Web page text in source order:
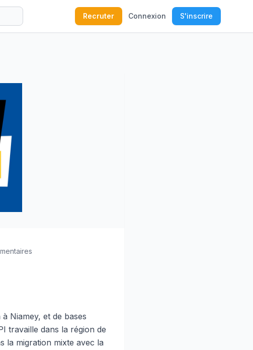
Recruter Connexion S'inscrire
Niamey, et de bases
travaille dans la région de
la migration mixte avec la